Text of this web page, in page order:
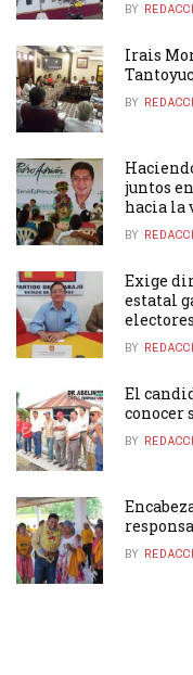
BY
Irais
BY
juntos
hacia la
BY
Exige
estatal
electores
BY
El
conocer
BY
BY